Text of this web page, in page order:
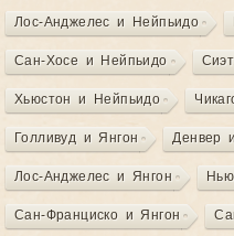
Лос-Анджелес и Нейпьидо
Сан-Хосе и Нейпьидо
Хьюстон и Нейпьидо
Голливуд и Янгон Денвер
Лос-Анджелес и Янгон
Сан-Франциско и Янгон